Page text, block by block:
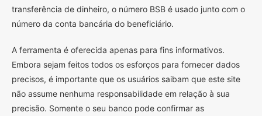
transferência de dinheiro, o número BSB é usado junto com o
número da conta bancária do beneficiário.
A ferramenta é oferecida apenas para fins informativos.
Embora sejam feitos todos os esforços para fornecer dados
precisos, é importante que os usuários saibam que este site
não assume nenhuma responsabilidade em relação à sua
precisão. Somente o seu banco pode confirmar as